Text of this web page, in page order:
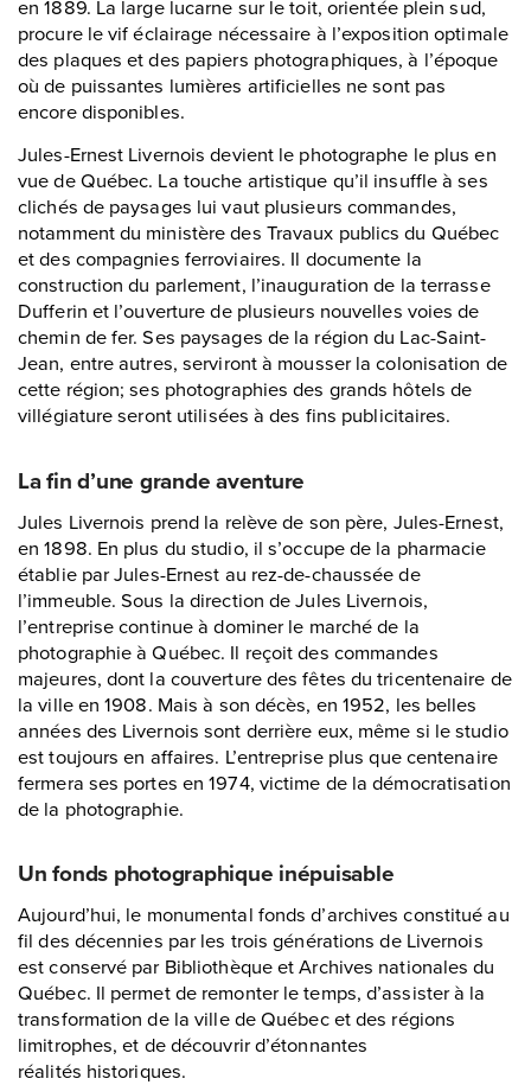
en 1889. La large lucarne sur le toit, orientée plein sud,
procure le vif éclairage nécessaire à l’exposition optimale
des plaques et des papiers photographiques, à l’époque
où de puissantes lumières artificielles ne sont pas
encore disponibles.
Jules-Ernest Livernois devient le photographe le plus en
vue de Québec. La touche artistique qu’il insuffle à ses
clichés de paysages lui vaut plusieurs commandes,
notamment du ministère des Travaux publics du Québec
et des compagnies ferroviaires. Il documente la
construction du parlement, l’inauguration de la terrasse
Dufferin et l’ouverture de plusieurs nouvelles voies de
chemin de fer. Ses paysages de la région du Lac-Saint-
Jean, entre autres, serviront à mousser la colonisation de
cette région; ses photographies des grands hôtels de
villégiature seront utilisées à des fins publicitaires.
La fin d’une grande aventure
Jules Livernois prend la relève de son père, Jules-Ernest,
en 1898. En plus du studio, il s’occupe de la pharmacie
établie par Jules-Ernest au rez-de-chaussée de
l’immeuble. Sous la direction de Jules Livernois,
l’entreprise continue à dominer le marché de la
photographie à Québec. Il reçoit des commandes
majeures, dont la couverture des fêtes du tricentenaire de
la ville en 1908. Mais à son décès, en 1952, les belles
années des Livernois sont derrière eux, même si le studio
est toujours en affaires. L’entreprise plus que centenaire
fermera ses portes en 1974, victime de la démocratisation
de la photographie.
Un fonds photographique inépuisable
Aujourd’hui, le monumental fonds d’archives constitué au
fil des décennies par les trois générations de Livernois
est conservé par Bibliothèque et Archives nationales du
Québec. Il permet de remonter le temps, d’assister à la
transformation de la ville de Québec et des régions
limitrophes, et de découvrir d’étonnantes
réalités historiques.